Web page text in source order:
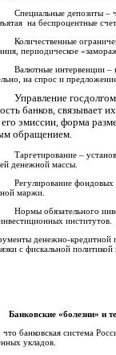
депозиты – часть
на беспроцентные
ограничения
периодическое
интервенции –
на спрос и
госдолгом.
банков, связывает
его эмиссии, форма
обращением.
–
денежной массы.
фондовых и
маржи.
институтов.
денежно-кредитной
с фискальной политикой
«болезни» и
что банковская система
укладов.